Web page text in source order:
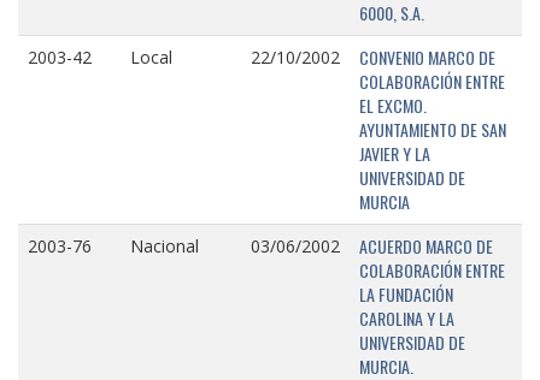
6000, S.A.
2003-42 Local 22/10/2002
CONVENIO MARCO DE
COLABORACIÓN ENTRE
EL EXCMO.
AYUNTAMIENTO DE SAN
JAVIER Y LA
UNIVERSIDAD DE
MURCIA
2003-76 Nacional 03/06/2002
ACUERDO MARCO DE
COLABORACIÓN ENTRE
LA FUNDACIÓN
CAROLINA Y LA
UNIVERSIDAD DE
MURCIA.